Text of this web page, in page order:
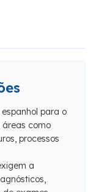
para o
áreas como
processos
a